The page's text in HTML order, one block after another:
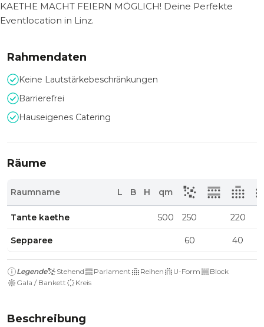
KAETHE MACHT FEIERN MÖGLICH! Deine Perfekte
Eventlocation in Linz.
Rahmendaten
Keine Lautstärkebeschränkungen
Barrierefrei
Hauseigenes Catering
Räume
Raumname L B H qm
Tante kaethe 500 250 220
Sepparee 60 40
Legende Stehend Parlament Reihen U-Form
Block
Gala / Bankett
Kreis
Beschreibung